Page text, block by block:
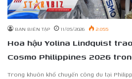
BAN BIÊN TẬP 11/05/2026 2.055
Hoa hậu Yolina Lindquist
Cosmo Philippines 2026
Trong khuôn khổ chuyến công du tại